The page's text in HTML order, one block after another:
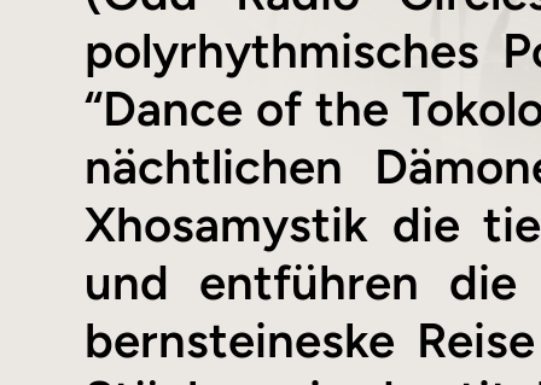
polyrhythmisches
“Dance of the
nächtlichen
Xhosamystik die
und entführen die
bernsteineske